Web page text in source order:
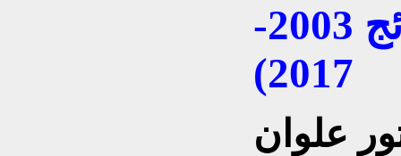
العراق الادعاءات والنتائج 2003-
2017)
علوان